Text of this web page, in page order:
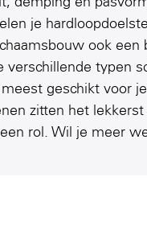
je
ook
typen
geschikt voor
zitten het
rol. Wil je meer